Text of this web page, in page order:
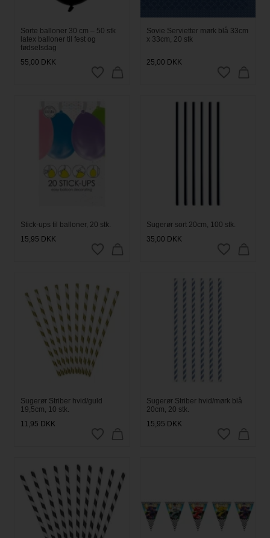
Sorte balloner 30 cm – 50 stk
latex balloner til fest og
fødselsdag
55,00 DKK
Sovie Servietter mørk blå 33cm
x 33cm, 20 stk
25,00 DKK
Stick-ups til balloner, 20 stk.
15,95 DKK
Sugerør sort 20cm, 100 stk.
35,00 DKK
Sugerør Striber hvid/guld
19,5cm, 10 stk.
11,95 DKK
Sugerør Striber hvid/mørk blå
20cm, 20 stk.
15,95 DKK